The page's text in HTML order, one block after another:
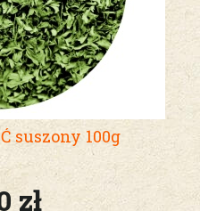
suszony 100g
zł